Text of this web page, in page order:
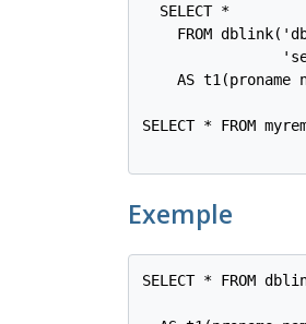
  SELECT *
FROM
AS t1(proname
SELECT * FROM
Exemple
SELECT * FROM